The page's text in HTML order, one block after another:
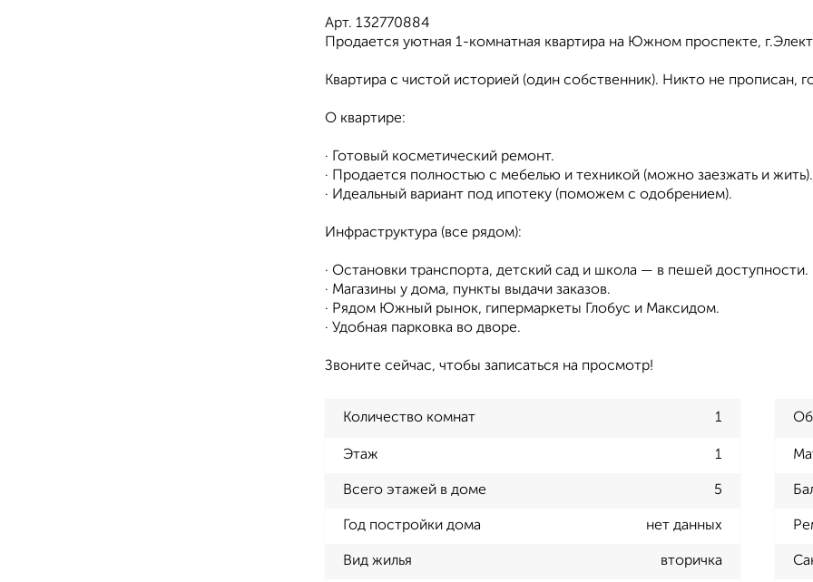
Арт. 132770884
Продается уютная 1-комнатная квартира на Южном проспекте,
Квартира с чистой историей (один собственник). Никто не прописан,
О квартире:
· Готовый косметический ремонт.
· Продается полностью с мебелью и техникой (можно заезжать и жить).
· Идеальный вариант под ипотеку (поможем с одобрением).
Инфраструктура (все рядом):
· Остановки транспорта, детский сад и школа — в пешей доступности.
· Магазины у дома, пункты выдачи заказов.
· Рядом Южный рынок, гипермаркеты Глобус и Максидом.
· Удобная парковка во дворе.
Звоните сейчас, чтобы записаться на просмотр!
Количество комнат 1
Этаж 1
Всего этажей в доме 5
Год постройки дома нет данных
Вид жилья вторичка